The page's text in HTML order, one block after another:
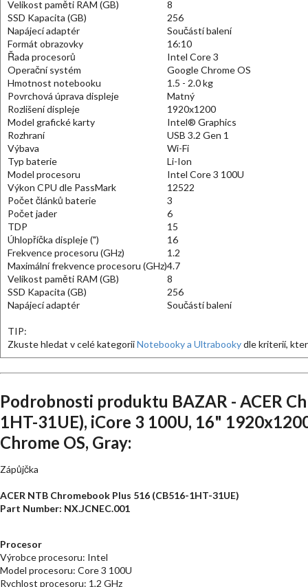
Velikost paměti RAM (GB)
8
SSD Kapacita (GB)
256
Napájecí adaptér
Součástí balení
Formát obrazovky
16:10
Řada procesorů
Intel Core 3
Operační systém
Google Chrome OS
Hmotnost notebooku
1.5 - 2.0 kg
Povrchová úprava displeje
Matný
Rozlišení displeje
1920x1200
Model grafické karty
Intel® Graphics
Rozhraní
USB 3.2 Gen 1
Výbava
Wi-Fi
Typ baterie
Li-Ion
Model procesoru
Intel Core 3 100U
Výkon CPU dle PassMark
12522
Počet článků baterie
3
Počet jader
6
TDP
15
Úhlopříčka displeje (")
16
Frekvence procesoru (GHz)
1.2
Maximální frekvence procesoru (GHz)4.7
Velikost paměti RAM (GB)
8
SSD Kapacita (GB)
256
Napájecí adaptér
Součástí balení
TIP:
Zkuste hledat v celé kategoriiNotebooky a Ultrabookydle kriterií,
Podrobnosti produktu BAZAR - ACER
1HT-31UE), iCore 3 100U, 16"
Chrome OS, Gray:
Zápůjčka
ACER NTB Chromebook Plus 516 (CB516-1HT-31UE)
Part Number: NX.JCNEC.001
Procesor
Výrobce procesoru: Intel
Model procesoru: Core 3 100U
Rychlost procesoru: 1,2 GHz